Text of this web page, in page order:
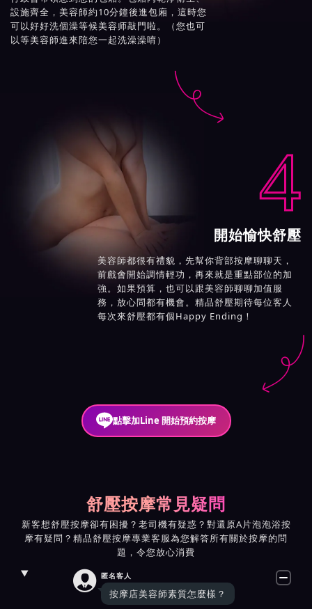
設施齊全，美容師約10分鐘後進包廂，這時您
可以好好洗個澡等候美容师敲門啦。（您也可
以等美容師進來陪您一起洗澡澡唷）

4
開始愉快舒壓
美容師都很有禮貌，先幫你背部按摩聊聊天，
前戲會開始調情輕功，再來就是重點部位的加
強。如果預算，也可以跟美容師聊聊加值服
務，放心問都有機會。精品舒壓期待每位客人
每次來舒壓都有個Happy Ending！
點擊加Line 開始預約按摩
舒壓按摩常見疑問
新客想舒壓按摩卻有困擾？老司機有疑惑？對還原A片泡泡浴按
摩有疑問？精品舒壓按摩專業客服為您解答所有關於按摩的問
題，令您放心消費
 匿名客人
按摩店美容師素質怎麼樣？